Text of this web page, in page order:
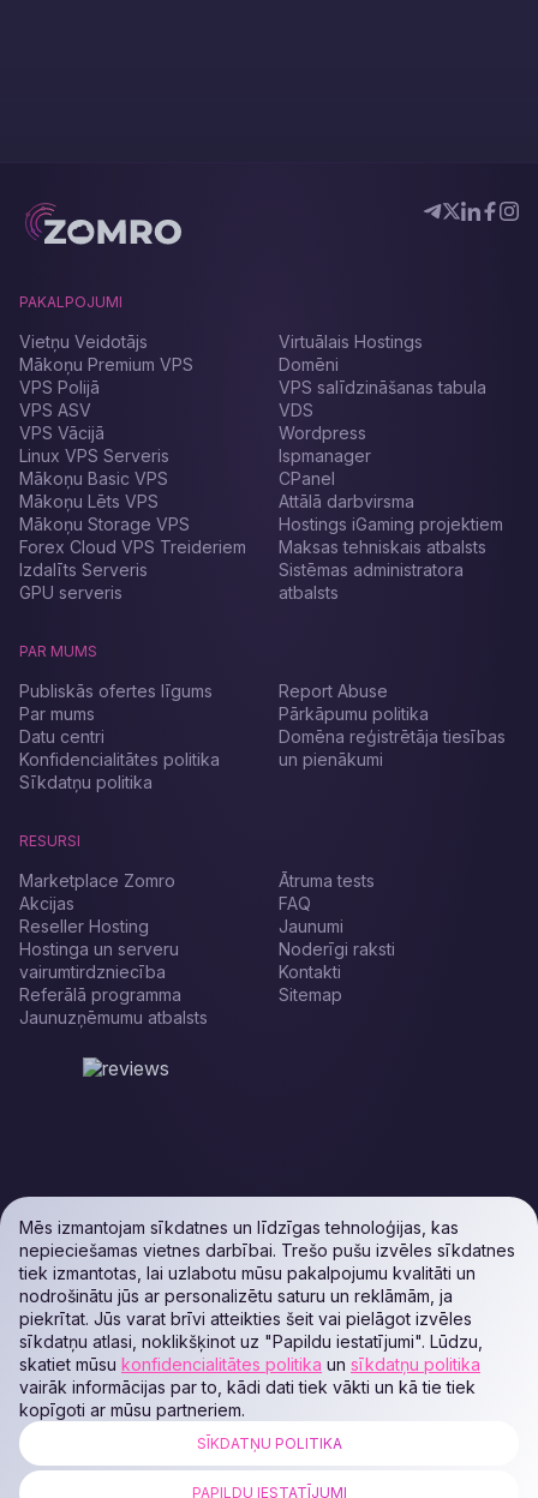
PAKALPOJUMI
Vietņu Veidotājs
Mākoņu Premium VPS
VPS Polijā
VPS ASV
VPS Vācijā
Linux VPS Serveris
Mākoņu Basic VPS
Mākoņu Lēts VPS
Mākoņu Storage VPS
Forex Cloud VPS Treideriem
Izdalīts Serveris
GPU serveris
Virtuālais Hostings
Domēni
VPS salīdzināšanas tabula
VDS
Wordpress
Ispmanager
CPanel
Attālā darbvirsma
Hostings iGaming projektiem
Maksas tehniskais atbalsts
Sistēmas administratora
atbalsts
PAR MUMS
Publiskās ofertes līgums
Par mums
Datu centri
Konfidencialitātes politika
Sīkdatņu politika
Report Abuse
Pārkāpumu politika
Domēna reģistrētāja tiesības
un pienākumi
RESURSI
Marketplace Zomro
Akcijas
Reseller Hosting
Hostinga un serveru
vairumtirdzniecība
Referālā programma
Jaunuzņēmumu atbalsts
Ātruma tests
FAQ
Jaunumi
Noderīgi raksti
Kontakti
Sitemap
ALL RIGHTS RESERVED. Podaon SIA (Id: 40103450338) & WEEM TECH
Mēs izmantojam sīkdatnes un līdzīgas tehnoloģijas, kas
nepieciešamas vietnes darbībai. Trešo pušu izvēles sīkdatnes
tiek izmantotas, lai uzlabotu mūsu pakalpojumu kvalitāti un
nodrošinātu jūs ar personalizētu saturu un reklāmām, ja
piekrītat. Jūs varat brīvi atteikties šeit vai pielāgot izvēles
sīkdatņu atlasi, noklikšķinot uz "Papildu iestatījumi". Lūdzu,
skatiet mūsu konfidencialitātes politika un sīkdatņu politika
vairāk informācijas par to, kādi dati tiek vākti un kā tie tiek
kopīgoti ar mūsu partneriem.
SĪKDATŅU POLITIKA
PAPILDU IESTATĪJUMI